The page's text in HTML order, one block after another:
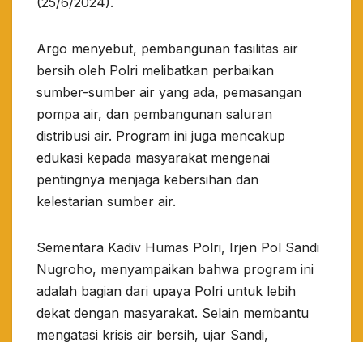
Argo menyebut, pembangunan fasilitas air
bersih oleh Polri melibatkan perbaikan
sumber-sumber air yang ada, pemasangan
pompa air, dan pembangunan saluran
distribusi air. Program ini juga mencakup
edukasi kepada masyarakat mengenai
pentingnya menjaga kebersihan dan
kelestarian sumber air.
Sementara Kadiv Humas Polri, Irjen Pol Sandi
Nugroho, menyampaikan bahwa program ini
adalah bagian dari upaya Polri untuk lebih
dekat dengan masyarakat. Selain membantu
mengatasi krisis air bersih, ujar Sandi,